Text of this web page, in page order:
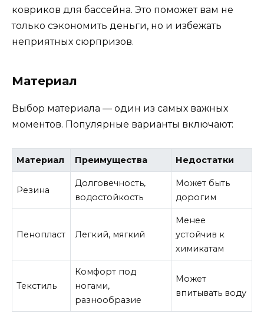
ковриков для бассейна. Это поможет вам не
только сэкономить деньги, но и избежать
неприятных сюрпризов.
Материал
Выбор материала — один из самых важных
моментов. Популярные варианты включают:
Материал Преимущества Недостатки
Резина
Долговечность,
водостойкость
Может быть
дорогим
Пенопласт Легкий, мягкий
Менее
устойчив к
химикатам
Текстиль
Комфорт под
ногами,
разнообразие
Может
впитывать воду